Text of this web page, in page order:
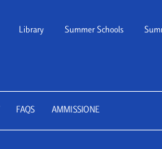
Library Summer Schools
FAQS AMMISSIONE